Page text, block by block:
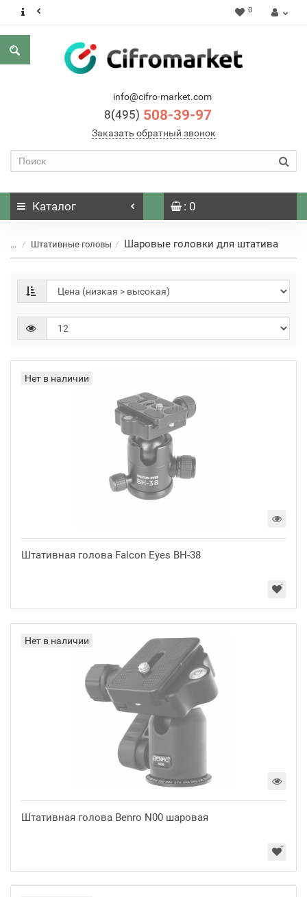
0
info@cifro-market.com
8(495) 508-39-97
Заказать обратный звонок
Каталог : 0
... Штативные головы Шаровые головки для штатива
Нет в наличии
Штативная голова Falcon Eyes BH-38
Нет в наличии
Штативная голова Benro N00 шаровая